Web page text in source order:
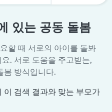
있는 공동 돌봄
할 때 서로의 아이를 돌봐
. 서로 도움을 주고받는,
봄 방식입니다.
검색 결과와 맞는 부모가